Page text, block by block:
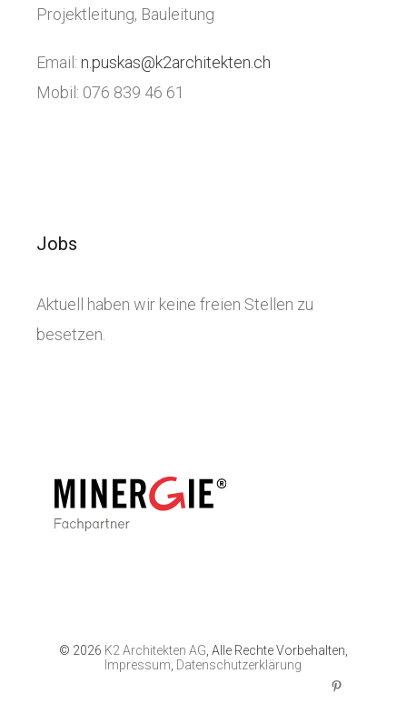
Projektleitung, Bauleitung
Email: n.puskas@k2architekten.ch
Mobil: 076 839 46 61
Jobs
Aktuell haben wir keine freien Stellen zu
besetzen.
© 2026 K2 Architekten AG , Alle Rechte Vorbehalten,
Impressum Datenschutzerklärung